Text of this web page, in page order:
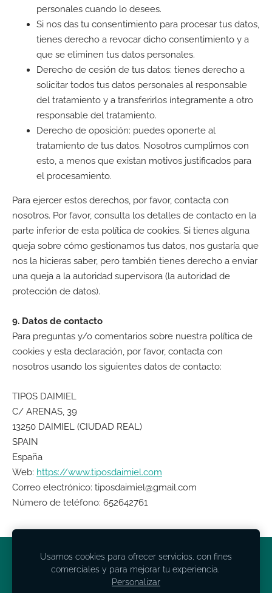
personales cuando lo desees.
Si nos das tu consentimiento para procesar tus datos,
tienes derecho a revocar dicho consentimiento y a
que se eliminen tus datos personales.
Derecho de cesión de tus datos: tienes derecho a
solicitar todos tus datos personales al responsable
del tratamiento y a transferirlos íntegramente a otro
responsable del tratamiento.
Derecho de oposición: puedes oponerte al
tratamiento de tus datos. Nosotros cumplimos con
esto, a menos que existan motivos justificados para
el procesamiento.
Para ejercer estos derechos, por favor, contacta con
nosotros. Por favor, consulta los detalles de contacto en la
parte inferior de esta política de cookies. Si tienes alguna
queja sobre cómo gestionamos tus datos, nos gustaría que
nos la hicieras saber, pero también tienes derecho a enviar
una queja a la autoridad supervisora (la autoridad de
protección de datos).
9. Datos de contacto
Para preguntas y/o comentarios sobre nuestra política de
cookies y esta declaración, por favor, contacta con
nosotros usando los siguientes datos de contacto:
TIPOS DAIMIEL
C/ ARENAS, 39
13250 DAIMIEL (CIUDAD REAL)
SPAIN
España
Web: https://www.tiposdaimiel.com
Correo electrónico: tiposdaimiel@gmail.com
Número de teléfono: 652642761
INICIO CONDICIONES CONTACTO COOKIES
Usamos cookies para ofrecer servicios, con fines
comerciales y para mejorar tu experiencia.
Personalizar